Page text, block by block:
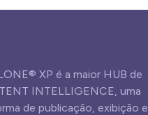
XP é a maior HUB de
INTELLIGENCE, uma
de publicação, exibição e